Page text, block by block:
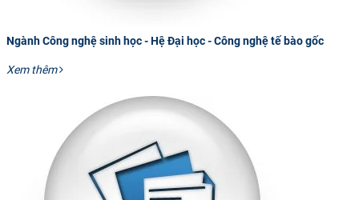
Ngành Công nghệ sinh học - Hệ Đại học - Công nghệ tế bào gốc
Xem thêm